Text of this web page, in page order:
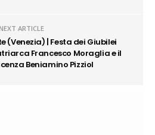
NEXT ARTICLE
(Venezia) | Festa dei Giubilei
Francesco Moraglia e il
Beniamino Pizziol